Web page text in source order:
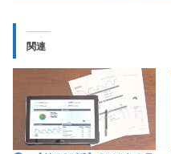
関連